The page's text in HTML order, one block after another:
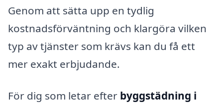
Genom att sätta upp en tydlig
kostnadsförväntning och klargöra vilken
typ av tjänster som krävs kan du få ett
mer exakt erbjudande.
För dig som letar efter byggstädning i